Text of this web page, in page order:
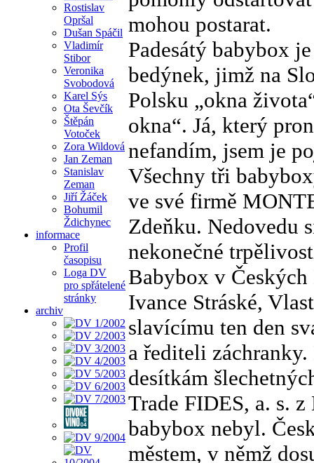
Rostislav
Opršal
Dušan Spáčil
Vladimír
Stibor
Veronika
Svobodová
Karel Sýs
Ota Ševčík
Štěpán
Votoček
Zora Wildová
Jan Zeman
Stanislav
Zeman
Jiří Žáček
Bohumil
Ždichynec
informace
Profil
časopisu
Loga DV
pro spřátelené
stránky
archiv
mohou postarat.
Padesátý babybox
bedýnek, jimž na
Polsku „okna
okna“. Já, který
nefandím, jsem je
Všechny tři
ve své firmě
Zdeňku. Nedovedu
nekonečné
Babybox v
Ivance Stráské,
slavícímu ten den
a řediteli
desítkám
Trade FIDES, a. s.
babybox nebyl.
městem, v němž